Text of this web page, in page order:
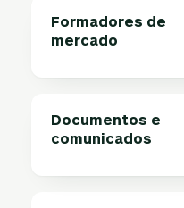
Formadores de
mercado
Documentos e
comunicados